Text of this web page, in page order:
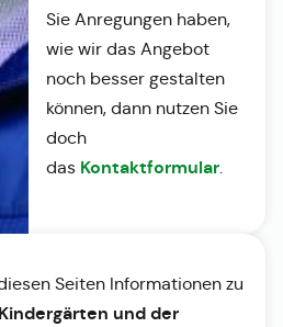
Sie Anregungen haben,
wie wir das Angebot
noch besser gestalten
können, dann nutzen Sie
doch
das Kontaktformular.
Seiten Informationen zu
und der